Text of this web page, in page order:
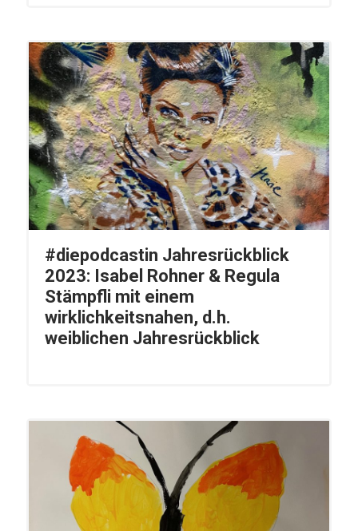
#diepodcastin Jahresrückblick
2023: Isabel Rohner & Regula
Stämpfli mit einem
wirklichkeitsnahen, d.h.
weiblichen Jahresrückblick